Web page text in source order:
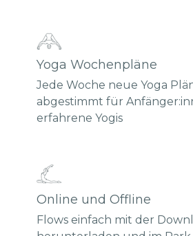
Yoga Wochenpläne
Jede Woche neue Yoga
abgestimmt für
erfahrene Yogis
Online und Offline
Flows einfach mit der